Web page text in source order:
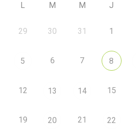
L M M J
29 30 31 1
5 6 7 8
12 13 14 15
19 20 21 22